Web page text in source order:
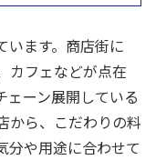
います。商店街に
カフェなどが点在
ェーン展開している
から、こだわりの料
分や用途に合わせて